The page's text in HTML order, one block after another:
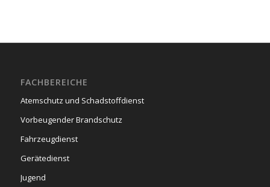
FACHBEREICHE
Atemschutz und Schadstoffdienst
Vorbeugender Brandschutz
Fahrzeugdienst
Gerätedienst
Jugend